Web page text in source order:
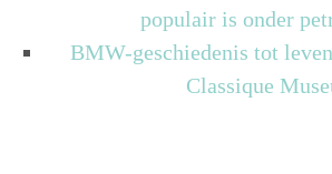
populair is onder
BMW-geschiedenis tot
Classique